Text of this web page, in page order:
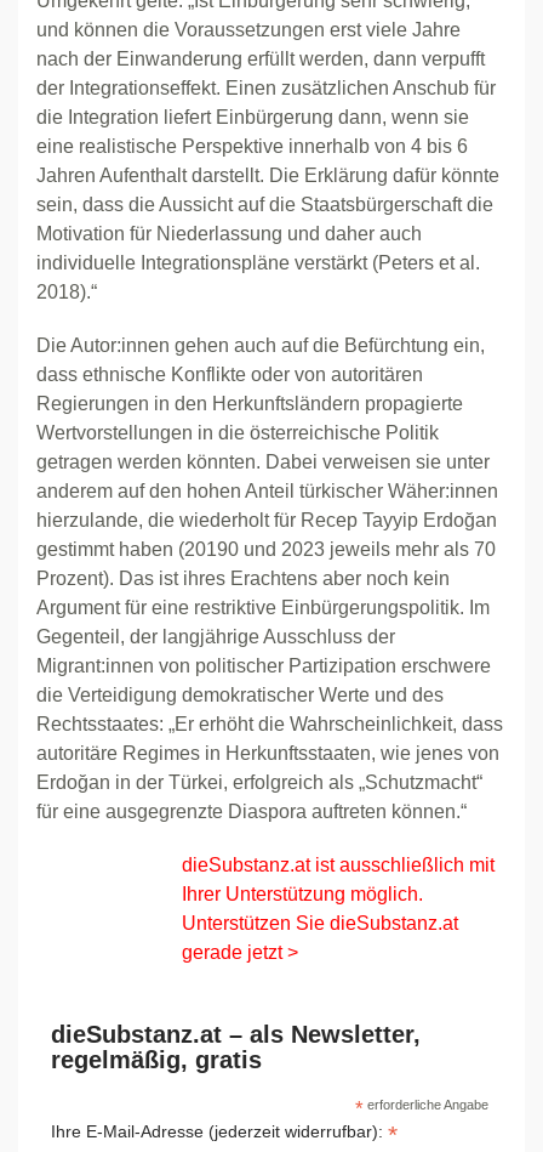
und können die Voraussetzungen erst viele Jahre
nach der Einwanderung erfüllt werden, dann verpufft
der Integrationseffekt. Einen zusätzlichen Anschub für
die Integration liefert Einbürgerung dann, wenn sie
eine realistische Perspektive innerhalb von 4 bis 6
Jahren Aufenthalt darstellt. Die Erklärung dafür könnte
sein, dass die Aussicht auf die Staatsbürgerschaft die
Motivation für Niederlassung und daher auch
individuelle Integrationspläne verstärkt (Peters et al.
2018).“
Die Autor:innen gehen auch auf die Befürchtung ein,
dass ethnische Konflikte oder von autoritären
Regierungen in den Herkunftsländern propagierte
Wertvorstellungen in die österreichische Politik
getragen werden könnten. Dabei verweisen sie unter
anderem auf den hohen Anteil türkischer Wäher:innen
hierzulande, die wiederholt für Recep Tayyip Erdoğan
gestimmt haben (20190 und 2023 jeweils mehr als 70
Prozent). Das ist ihres Erachtens aber noch kein
Argument für eine restriktive Einbürgerungspolitik. Im
Gegenteil, der langjährige Ausschluss der
Migrant:innen von politischer Partizipation erschwere
die Verteidigung demokratischer Werte und des
Rechtsstaates: „Er erhöht die Wahrscheinlichkeit, dass
autoritäre Regimes in Herkunftsstaaten, wie jenes von
Erdoğan in der Türkei, erfolgreich als „Schutzmacht“
für eine ausgegrenzte Diaspora auftreten können.“
dieSubstanz.at ist ausschließlich mit
Ihrer Unterstützung möglich.
Unterstützen Sie dieSubstanz.at
gerade jetzt >
dieSubstanz.at – als Newsletter,
regelmäßig, gratis
*erforderliche Angabe
Ihre E-Mail-Adresse (jederzeit widerrufbar): *